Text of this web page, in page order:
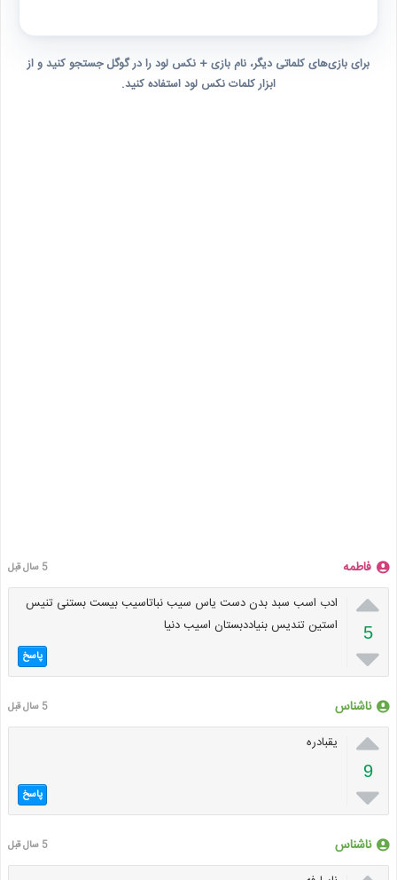
برای بازی‌های کلماتی دیگر، نام بازی + نکس لود را در گوگل جستجو کنید و از
ابزار کلمات نکس لود استفاده کنید.
فاطمه 5 سال قبل

5

ادب اسب سبد بدن دست یاس سیب نباتاسیب بیست بستنی تنیس
استین تندیس بنیاددبستان اسیب دنیا
پاسخ
ناشناس 5 سال قبل

9

یقبادره
پاسخ
ناشناس 5 سال قبل